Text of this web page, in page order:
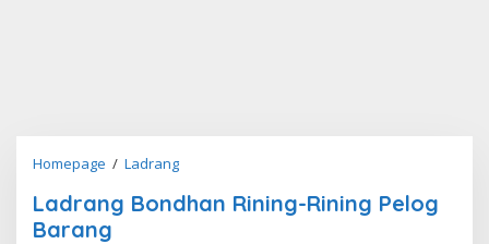
Homepage / LadrangLadrang
Rining-
Ladrang Bondhan Rining-Rining Pelog
Barang